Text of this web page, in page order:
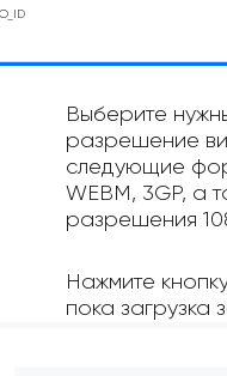
Выберите
разрешение
следующие
WEBM, 3GP, а
разрешения
Нажмите
пока загрузка